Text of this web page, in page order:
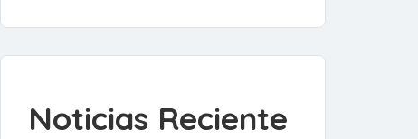
Noticias Reciente